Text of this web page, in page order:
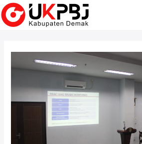
Skip
to
content